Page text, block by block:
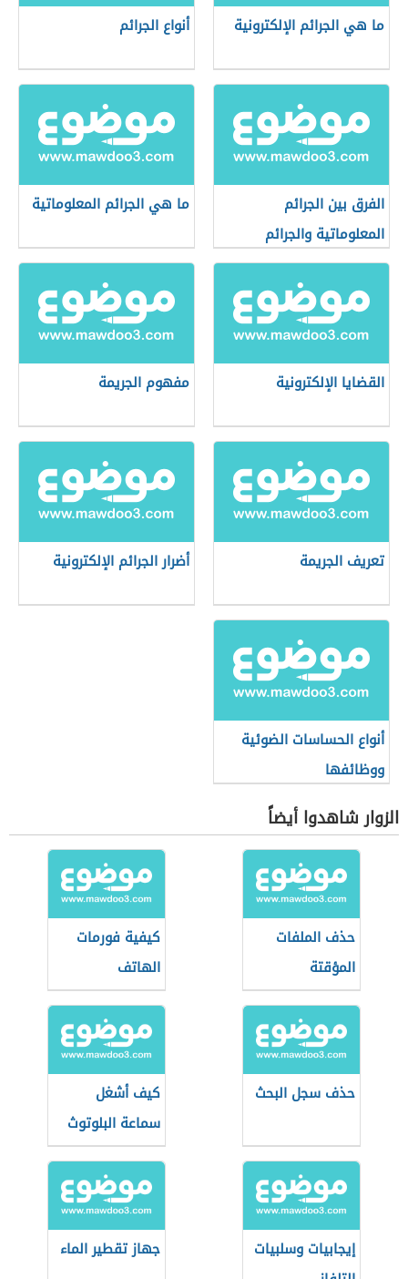
ما هي الجرائم الإلكترونية أنواع الجرائم
الفرق بين الجرائم
المعلوماتية والجرائم
الإلكترونية
ما هي الجرائم المعلوماتية
القضايا الإلكترونية مفهوم الجريمة
تعريف الجريمة أضرار الجرائم الإلكترونية
أنواع الحساسات الضوئية
ووظائفها
الزوار شاهدوا أيضاً
حذف الملفات
المؤقتة
كيفية فورمات
الهاتف
حذف سجل البحث
كيف أشغل
سماعة البلوتوث
إيجابيات وسلبيات
جهاز تقطير الماء